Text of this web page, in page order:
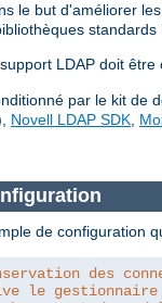
le but d'améliorer
LDAP doit
par le kit de
Novell LDAP SDK,
de configuration
des
le gestionnaire